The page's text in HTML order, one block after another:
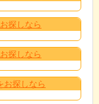
探しなら
探しなら
お探しなら